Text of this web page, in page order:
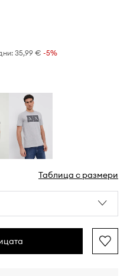
35,99 € -5%
Таблица с размери